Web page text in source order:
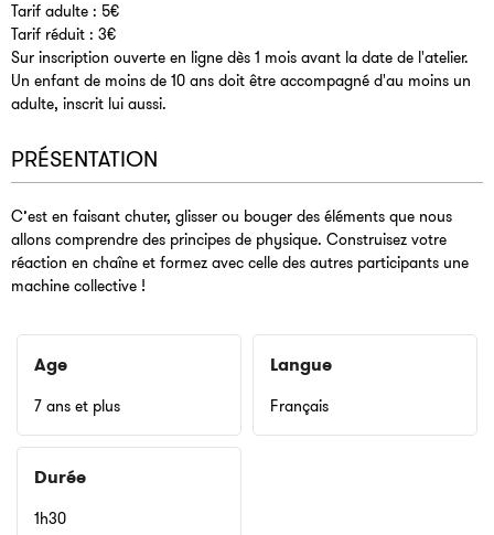
Tarif adulte : 5€
Tarif réduit : 3€
Sur inscription ouverte en ligne dès 1 mois avant la date de l'atelier.
Un enfant de moins de 10 ans doit être accompagné d'au moins un
adulte, inscrit lui aussi.
PRÉSENTATION
C’est en faisant chuter, glisser ou bouger des éléments que nous
allons comprendre des principes de physique. Construisez votre
réaction en chaîne et formez avec celle des autres participants une
machine collective !
Age
7 ans et plus
Langue
Français
Durée
1h30